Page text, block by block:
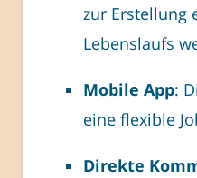
zur Erstellung
Lebenslaufs
Mobile App:
eine flexible
Direkte